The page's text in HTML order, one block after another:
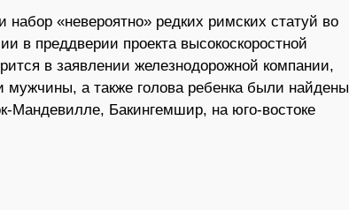
набор «невероятно» редких римских статуй во
в преддверии проекта высокоскоростной
в заявлении железнодорожной компании,
а также голова ребенка были найдены
Мандевилле, Бакингемшир, на юго-востоке